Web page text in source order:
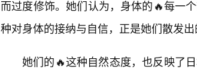
而过度修饰。她们认为，身体的🔥每一
种对身体的接纳与自信，正是她们散发出
她们的🔥这种自然态度，也反映了